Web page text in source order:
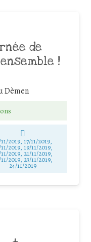
de
!
Dèmen
2019, 17/11/2019,
2019, 19/11/2019,
2019, 21/11/2019,
2019, 23/11/2019,
24/11/2019